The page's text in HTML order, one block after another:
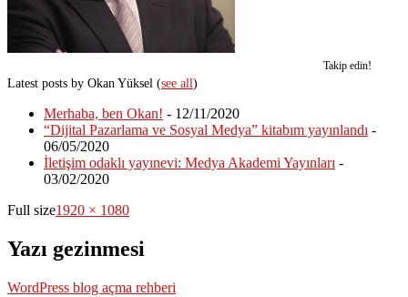
Takip edin!
Latest posts by Okan Yüksel (see all)
Merhaba, ben Okan! - 12/11/2020
“Dijital Pazarlama ve Sosyal Medya” kitabım yayınlandı -
06/05/2020
İletişim odaklı yayınevi: Medya Akademi Yayınları -
03/02/2020
Full size1920 × 1080
Yazı gezinmesi
WordPress blog açma rehberi